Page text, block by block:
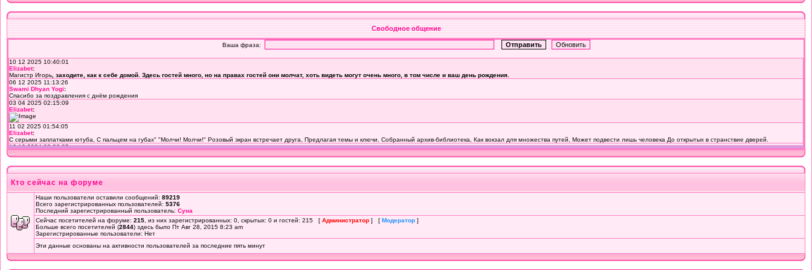
Свободное общение
Кто сейчас на форуме
Наши пользователи оставили сообщений: 89219
Всего зарегистрированных пользователей: 5376
Последний зарегистрированный пользователь: Суна
Сейчас посетителей на форуме: 215 , из них зарегистрированных: 0, скрытых: 0 и гостей: 215 [ Администратор ] [ Модератор ]
Больше всего посетителей (2844) здесь было Пт Авг 28, 2015 8:23 am
Зарегистрированные пользователи: Нет
Эти данные основаны на активности пользователей за последние пять минут